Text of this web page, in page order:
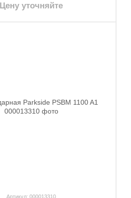
Цену уточняйте
Артикул: 000013310